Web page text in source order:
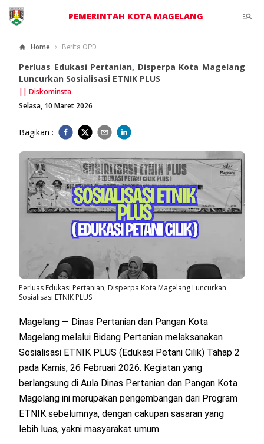
PEMERINTAH KOTA MAGELANG
Home Berita OPD
Perluas Edukasi Pertanian, Disperpa Kota Magelang
Luncurkan Sosialisasi ETNIK PLUS
|| Diskominsta
Selasa, 10 Maret 2026
Bagikan :
Perluas Edukasi Pertanian, Disperpa Kota Magelang Luncurkan
Sosialisasi ETNIK PLUS
Magelang — Dinas Pertanian dan Pangan Kota
Magelang melalui Bidang Pertanian melaksanakan
Sosialisasi ETNIK PLUS (Edukasi Petani Cilik) Tahap 2
pada Kamis, 26 Februari 2026. Kegiatan yang
berlangsung di Aula Dinas Pertanian dan Pangan Kota
Magelang ini merupakan pengembangan dari Program
ETNIK sebelumnya, dengan cakupan sasaran yang
lebih luas, yakni masyarakat umum.